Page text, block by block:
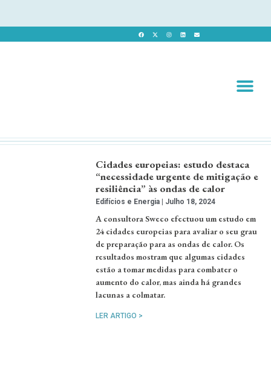
Cidades europeias: estudo destaca
“necessidade urgente de mitigação e
resiliência” às ondas de calor
Edifícios e Energia Julho 18, 2024
A consultora Sweco efectuou um estudo em
24 cidades europeias para avaliar o seu grau
de preparação para as ondas de calor. Os
resultados mostram que algumas cidades
estão a tomar medidas para combater o
aumento do calor, mas ainda há grandes
lacunas a colmatar.
LER ARTIGO >